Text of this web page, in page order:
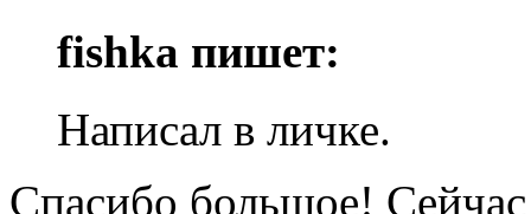
fishka пишет:
Написал в личке.
Спасибо большое!